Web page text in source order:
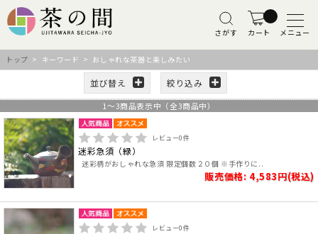
さがす カート メニュー
トップ > キーワード > おしゃれな茶器と楽しみたい
並び替え 絞り込み
1 ～3商品表示中（全3商品中）
レビュー0件
迷彩急須（緑）
迷彩柄がおしゃれな急須 限定個数２０個 ※手作りに..
販売価格: 4,583円(税込)
レビュー0件